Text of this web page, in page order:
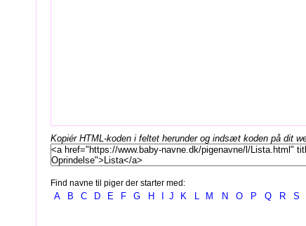
Kopiér HTML-koden i feltet herunder og indsæt koden på dit
Find navne til piger der starter med:
A B C D E F G H J K L M N O P Q R S